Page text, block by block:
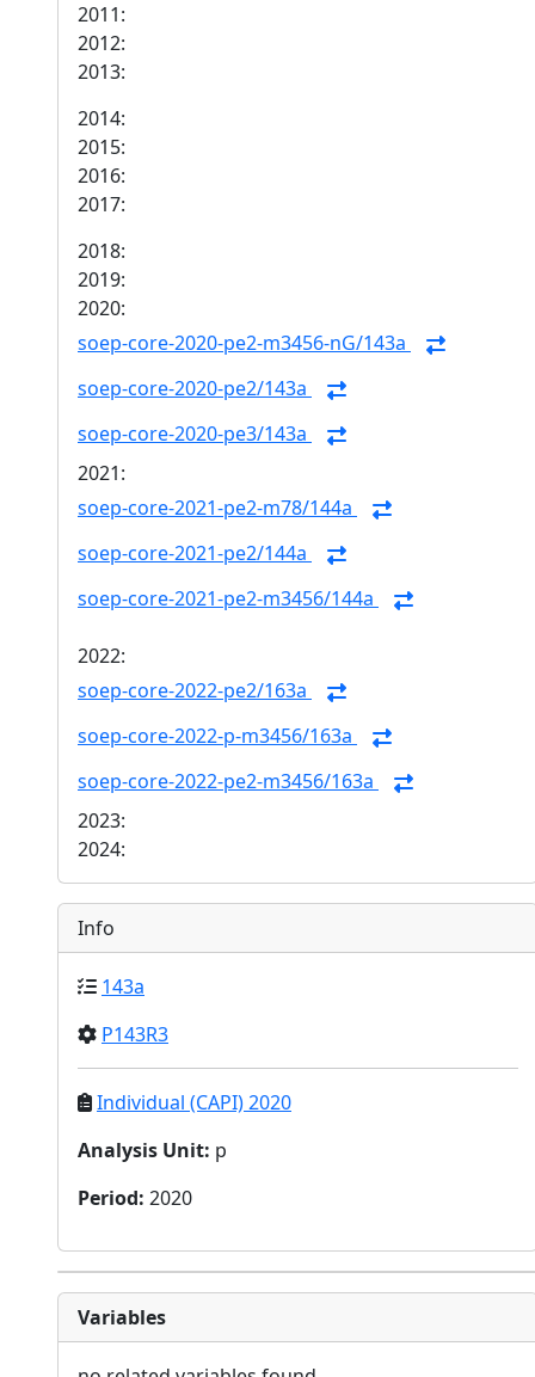
2011:
2012:
2013:
2014:
2015:
2016:
2017:
2018:
2019:
2020:
soep-core-2020-pe2-m3456-nG/143a
soep-core-2020-pe2/143a
soep-core-2020-pe3/143a
2021:
soep-core-2021-pe2-m78/144a
soep-core-2021-pe2/144a
soep-core-2021-pe2-m3456/144a
2022:
soep-core-2022-pe2/163a
soep-core-2022-p-m3456/163a
soep-core-2022-pe2-m3456/163a
2023:
2024:
Info
143a
P143R3
Individual (CAPI) 2020
Analysis Unit: p
Period: 2020
Variables